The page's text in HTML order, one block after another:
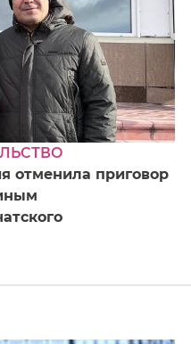
отменила приговор